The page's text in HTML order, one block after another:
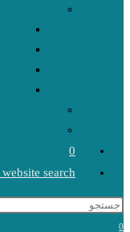
0
search
0